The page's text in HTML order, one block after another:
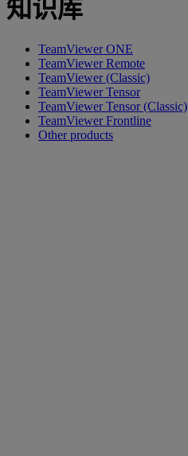
知识库
TeamViewer ONE
TeamViewer Remote
TeamViewer (Classic)
TeamViewer Tensor
TeamViewer Tensor (Classic)
TeamViewer Frontline
Other products